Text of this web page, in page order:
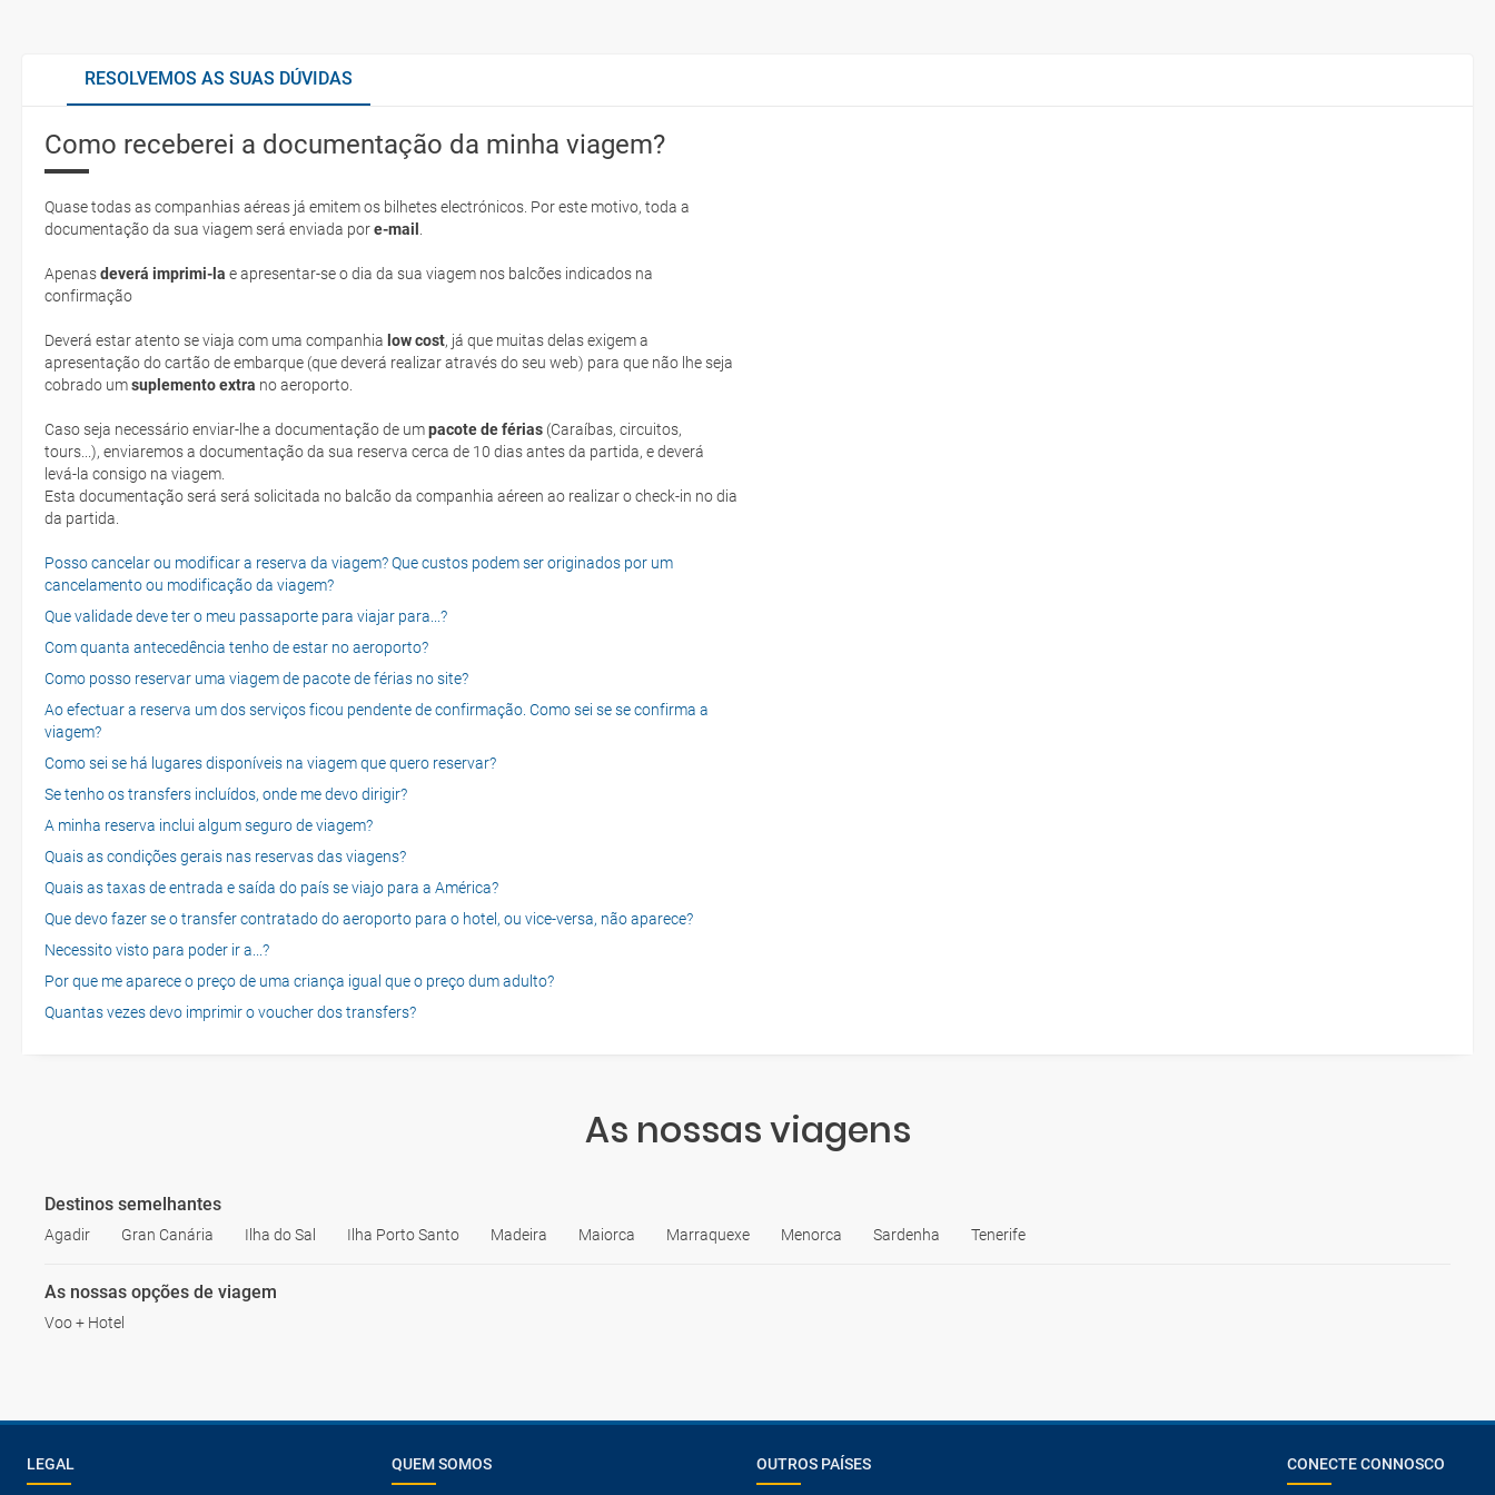
RESOLVEMOS AS SUAS DÚVIDAS
Como receberei a documentação da minha viagem?
Quase todas as companhias aéreas já emitem os bilhetes electrónicos. Por este motivo, toda a
documentação da sua viagem será enviada pore-mail
Apenasdeverá imprimi-la e apresentar-se o dia da sua viagem nos balcões indicados na
confirmação
Deverá estar atento se viaja com uma companhia low cost, já que muitas delas exigem a
apresentação do cartão de embarque (que deverá realizar através do seu web) para que não lhe seja
cobrado umsuplemento extra no aeroporto.
Caso seja necessário enviar-lhe a documentação de umpacote de férias (Caraíbas, circuitos,
tours...), enviaremos a documentação da sua reserva cerca de 10 dias antes da partida, e deverá
levá-la consigo na viagem.
Esta documentação será será solicitada no balcão da companhia aéreen ao realizar o check-in no dia
da partida.
Posso cancelar ou modificar a reserva da viagem? Que custos podem ser originados por um
cancelamento ou modificação da viagem?
Que validade deve ter o meu passaporte para viajar para...?
Com quanta antecedência tenho de estar no aeroporto?
Como posso reservar uma viagem de pacote de férias no site?
Ao efectuar a reserva um dos serviços ficou pendente de confirmação. Como sei se se confirma a
viagem?
Como sei se há lugares disponíveis na viagem que quero reservar?
Se tenho os transfers incluídos, onde me devo dirigir?
A minha reserva inclui algum seguro de viagem?
Quais as condições gerais nas reservas das viagens?
Quais as taxas de entrada e saída do país se viajo para a América?
Que devo fazer se o transfer contratado do aeroporto para o hotel, ou vice-versa, não aparece?
Necessito visto para poder ir a...?
Por que me aparece o preço de uma criança igual que o preço dum adulto?
Quantas vezes devo imprimir o voucher dos transfers?
As nossas viagens
Destinos semelhantes
Agadir Gran Canária Ilha do Sal Ilha Porto Santo Madeira Maiorca Marraquexe Menorca Sardenha Tenerife
As nossas opções de viagem
Voo + Hotel
LEGAL QUEM SOMOS OUTROS PAÍSES CONECTE CONNOSCO